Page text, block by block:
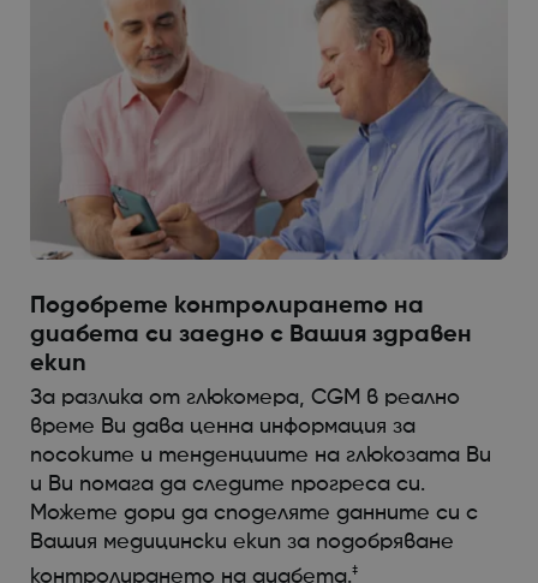
Подобрете контролирането на
диабета си заедно с Вашия здравен
екип
За разлика от глюкомера, CGM в реално
време Ви дава ценна информация за
посоките и тенденциите на глюкозата Ви
и Ви помага да следите прогреса си.
Можете дори да споделяте данните си с
Вашия медицински екип за подобряване
контролирането на диабета.‡